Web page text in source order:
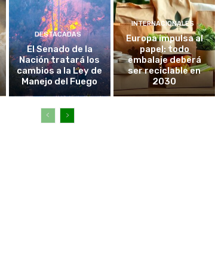
DESTACADAS
El Senado de la
Nación tratará los
cambios a la Ley de
Manejo del Fuego
INTERNACIONALES
Europa impulsa al
papel: todo
embalaje deberá
ser reciclable en
2030